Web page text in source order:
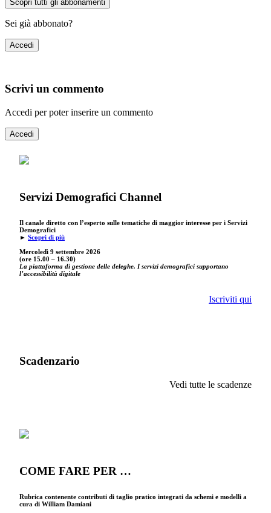
Scopri tutti gli abbonamenti
Sei già abbonato?
Accedi
Scrivi un commento
Accedi per poter inserire un commento
Accedi
Servizi Demografici Channel
Il canale diretto con l’esperto sulle tematiche di maggior interesse per i Servizi
Demografici
► Scopri di più
Mercoledì 9 settembre 2026
(ore 15.00 – 16.30)
La piattaforma di gestione delle deleghe. I servizi demografici supportano
l’accessibilità digitale
Iscriviti qui
Scadenzario
Vedi tutte le scadenze
COME FARE PER …
Rubrica contenente contributi di taglio pratico integrati da schemi e modelli a
cura di William Damiani